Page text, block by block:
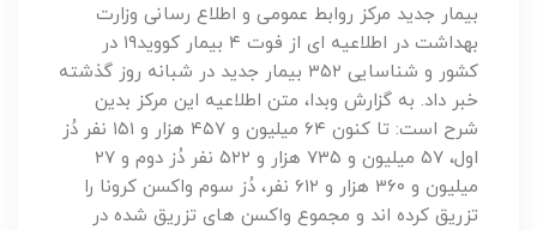
بیمار جدید مرکز روابط عمومی و اطلاع رسانی وزارت
بهداشت در اطلاعیه ای از فوت ۴ بیمار کووید۱۹ در
کشور و شناسایی ۳۵۲ بیمار جدید در شبانه روز گذشته
خبر داد. به گزارش وبدا، متن اطلاعیه این مرکز بدین
شرح است: تا کنون ۶۴ میلیون و ۴۵۷ هزار و ۱۵۱ نفر دُز
اول، ۵۷ میلیون و ۷۳۵ هزار و ۵۲۲ نفر دُز دوم و ۲۷
میلیون و ۳۶۰ هزار و ۶۱۲ نفر، دُز سوم واکسن کرونا را
تزریق کرده اند و مجموع واکسن های تزریق شده در